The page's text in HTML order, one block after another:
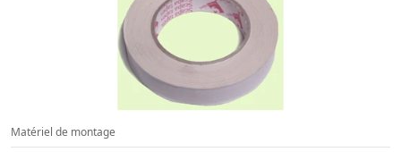
Matériel de montage